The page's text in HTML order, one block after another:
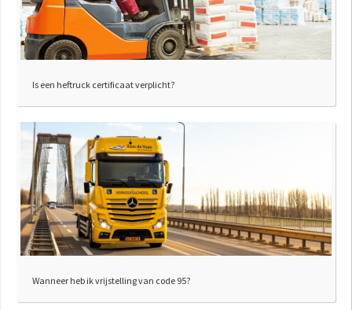
Is een heftruck certificaat verplicht?
Wanneer heb ik vrijstelling van code 95?